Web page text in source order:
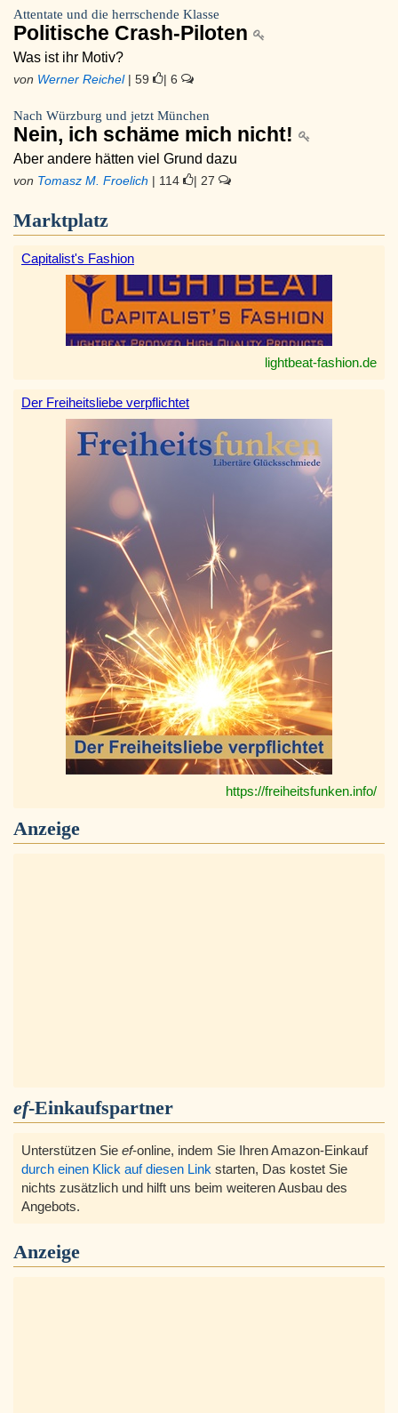
Attentate und die herrschende Klasse
Politische Crash-Piloten
Was ist ihr Motiv?
von Werner Reichel| 59 | 6
Nach Würzburg und jetzt München
Nein, ich schäme mich nicht!
Aber andere hätten viel Grund dazu
von Tomasz M. Froelich | 114 | 27
Marktplatz
Capitalist's Fashion
lightbeat-fashion.de
Der Freiheitsliebe verpflichtet
https://freiheitsfunken.info/
Anzeige
ef-Einkaufspartner
Unterstützen Sie ef-online, indem Sie Ihren Amazon-Einkauf
durch einen Klick auf diesen Link starten, Das kostet Sie
nichts zusätzlich und hilft uns beim weiteren Ausbau des
Angebots.
Anzeige